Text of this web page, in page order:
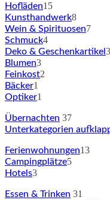
Hofläden15
Kunsthandwerk8
Wein & Spirituosen7
Schmuck4
Deko & Geschenkartikel 3
Blumen3
Feinkost2
Bäcker1
Optiker1
Übernachten 37
Unterkategorien
Ferienwohnungen13
Campingplätze5
Hotels3
Essen & Trinken 31